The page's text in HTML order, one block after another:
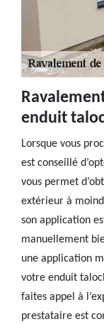
enduit
Lorsque vous
est conseillé
vous permet
extérieur à
son application
manuellement
une application
votre enduit
faites appel à
prestataire est